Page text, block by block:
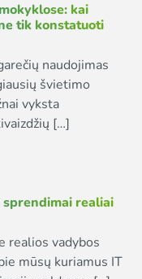
kai
tik konstatuoti
naudojimas
švietimo
vyksta
[…]
sprendimai realiai
realios vadybos
mūsų kuriamus IT